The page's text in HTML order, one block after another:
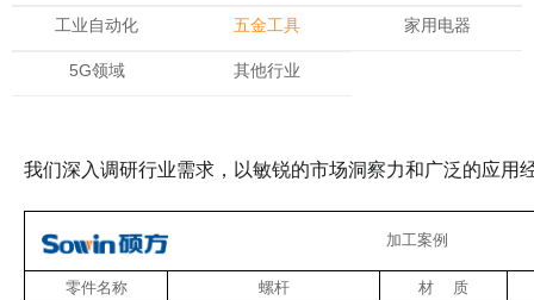
工业自动化 五金工具 家用电器
5G领域 其他行业
我们深入调研行业需求，以敏锐的市场洞察力和广泛的应
加工案
零件名称 螺杆
材 质